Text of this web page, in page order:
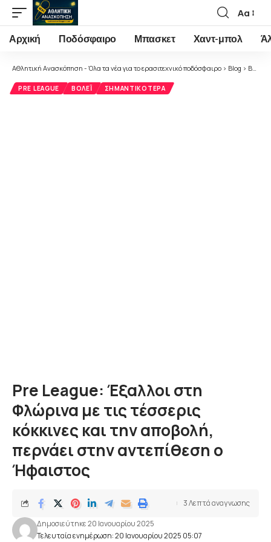
Font
Resizer
Αα
Αρχική Ποδόσφαιρο Μπασκετ Χαντ-μπολ
Αθλητική Ανασκόπηση - Όλα τα νέα για το ερασιτεχνικό ποδόσφαιρο > Blog > Βόλεϊ
PRE LEAGUE ΒΌΛΕΪ ΣΗΜΑΝΤΙΚΌΤΕΡΑ
Pre League: Έξαλλοι στη
Φλώρινα με τις τέσσερις
κόκκινες και την αποβολή,
περνάει στην αντεπίθεση ο
Ήφαιστος
Τελευταία ενημέρωση: 20 Ιανουαρίου 2025 05:07
Δημοσιεύτηκε 20 Ιανουαρίου 2025
3 Λεπτά αναγνωσης